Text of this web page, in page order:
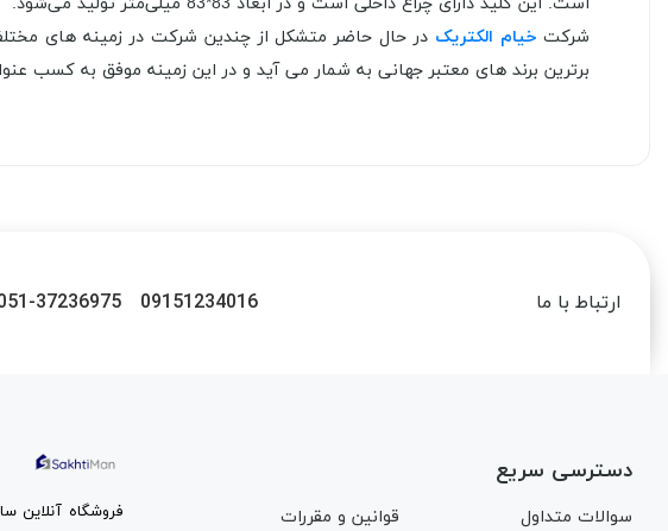
شرکت خیام الکتریک در حال حاضر متشکل از چندین شرکت در زمینه های
برترین برند های معتبر جهانی به شمار می آید و در این زمینه موفق به کسب عنوان صادر کننده
ارتباط با ما 09151234016
37236975
دسترسی سریع
سوالات متداول قوانین و مقررات فروشگاه آنلاین